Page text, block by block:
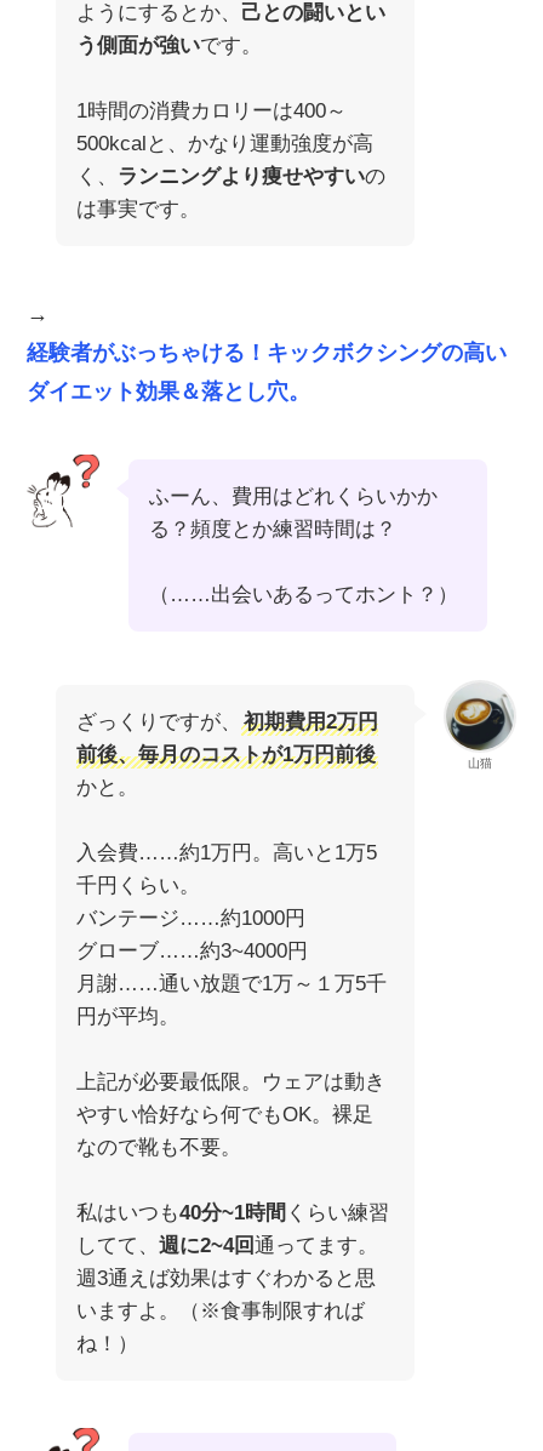
ようにするとか、己との闘いとい
う側面が強いです。
1時間の消費カロリーは400～
500kcalと、かなり運動強度が高
く、 ランニングより痩せやすいの
は事実です。
→
経験者がぶっちゃける！キックボクシングの高い
ダイエット効果＆落とし穴。
ふーん、費用はどれくらいかか
る？頻度とか練習時間は？
（……出会いあるってホント？）
山猫
ざっくりですが、
初期費用2万円
前後、毎月のコストが1万円前後
かと。
入会費……約1万円。高いと1万5
千円くらい。
バンテージ……約1000円
グローブ……約3~4000円
月謝……通い放題で1万～１万5千
円が平均。
上記が必要最低限。ウェアは動き
やすい恰好なら何でもOK。裸足
なので靴も不要。
私はいつも40分~1時間 くらい練習
してて、週に2~4回通ってます。
週3通えば効果はすぐわかると思
いますよ。（※食事制限すれば
ね！）